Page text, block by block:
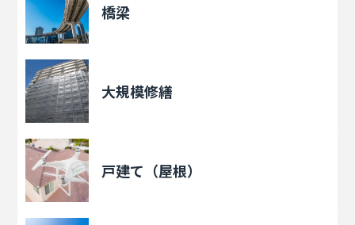
橋梁
大規模修繕
戸建て（屋根）